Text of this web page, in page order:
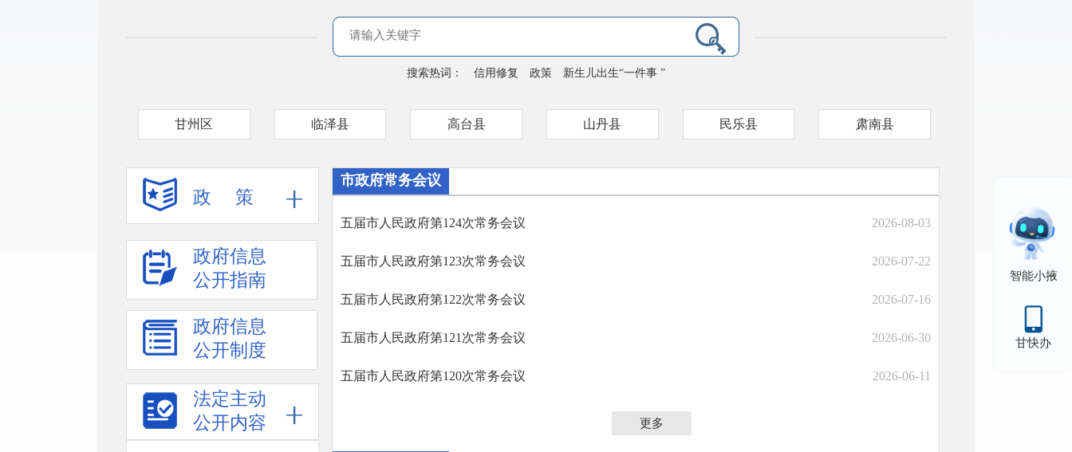
智能小掖
甘快办
搜索热词： 信用修复 政策 新生儿出生“一件事 ”
甘州区 临泽县 高台县 山丹县 民乐县 肃南县
政 策
政府信息
公开指南
政府信息
公开制度
法定主动
公开内容
市政府常务会议
五届市人民政府第124次常务会议 2026-08-03
五届市人民政府第123次常务会议 2026-07-22
五届市人民政府第122次常务会议 2026-07-16
五届市人民政府第121次常务会议 2026-06-30
五届市人民政府第120次常务会议 2026-06-11
更多